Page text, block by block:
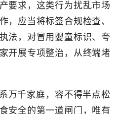
要求，这类行为扰乱市场
，应当将标签合规检查、
法，对冒用婴童标识、夸
开展专项整治，从终端堵
万千家庭，容不得半点松
安全的第一道闸门，唯有